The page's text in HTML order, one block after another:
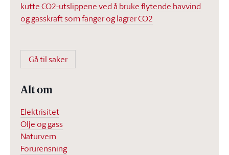
kutte CO2-utslippene ved å bruke flytende havvind
og gasskraft som fanger og lagrer CO2
Gå til saker
Alt om
Elektrisitet
Olje og gass
Naturvern
Forurensning